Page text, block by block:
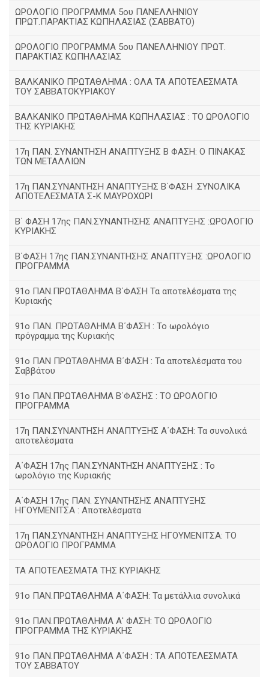
ΩΡΟΛΟΓΙΟ ΠΡΟΓΡΑΜΜΑ 5ου ΠΑΝΕΛΛΗΝΙΟΥ
ΠΡΩΤ.ΠΑΡΑΚΤΙΑΣ ΚΩΠΗΛΑΣΙΑΣ (ΣΑΒΒΑΤΟ)
ΩΡΟΛΟΓΙΟ ΠΡΟΓΡΑΜΜΑ 5ου ΠΑΝΕΛΛΗΝΙΟΥ ΠΡΩΤ.
ΠΑΡΑΚΤΙΑΣ ΚΩΠΗΛΑΣΙΑΣ
ΒΑΛΚΑΝΙΚΟ ΠΡΩΤΑΘΛΗΜΑ : ΟΛΑ ΤΑ ΑΠΟΤΕΛΕΣΜΑΤΑ
ΤΟΥ ΣΑΒΒΑΤΟΚΥΡΙΑΚΟΥ
ΒΑΛΚΑΝΙΚΟ ΠΡΩΤΑΘΛΗΜΑ ΚΩΠΗΛΑΣΙΑΣ : ΤΟ ΩΡΟΛΟΓΙΟ
ΤΗΣ ΚΥΡΙΑΚΗΣ
17η ΠΑΝ. ΣΥΝΑΝΤΗΣΗ ΑΝΑΠΤΥΞΗΣ Β ΦΑΣΗ: Ο ΠΙΝΑΚΑΣ
ΤΩΝ ΜΕΤΑΛΛΙΩΝ
17η ΠΑΝ.ΣΥΝΑΝΤΗΣΗ ΑΝΑΠΤΥΞΗΣ Β΄ΦΑΣΗ :ΣΥΝΟΛΙΚΑ
ΑΠΟΤΕΛΕΣΜΑΤΑ Σ-Κ ΜΑΥΡΟΧΩΡΙ
B΄ ΦΑΣΗ 17ης ΠΑΝ.ΣΥΝΑΝΤΗΣΗΣ ΑΝΑΠΤΥΞΗΣ :ΩΡΟΛΟΓΙΟ
ΚΥΡΙΑΚΗΣ
Β΄ΦΑΣΗ 17ης ΠΑΝ.ΣΥΝΑΝΤΗΣΗΣ ΑΝΑΠΤΥΞΗΣ :ΩΡΟΛΟΓΙΟ
ΠΡΟΓΡΑΜΜΑ
91ο ΠΑΝ.ΠΡΩΤΑΘΛΗΜΑ Β΄ΦΑΣΗ Τα αποτελέσματα της
Κυριακής
91ο ΠΑΝ. ΠΡΩΤΑΘΛΗΜΑ Β΄ΦΑΣΗ : Το ωρολόγιο
πρόγραμμα της Κυριακής
91ο ΠΑΝ ΠΡΩΤΑΘΛΗΜΑ Β΄ΦΑΣΗ : Τα αποτελέσματα του
Σαββάτου
91ο ΠΑΝ.ΠΡΩΤΑΘΛΗΜΑ Β΄ΦΑΣΗΣ : ΤΟ ΩΡΟΛΟΓΙΟ
ΠΡΟΓΡΑΜΜΑ
17η ΠΑΝ.ΣΥΝΑΝΤΗΣΗ ΑΝΑΠΤΥΞΗΣ Α΄ΦΑΣΗ: Τα συνολικά
αποτελέσματα
Α΄ΦΑΣΗ 17ης ΠΑΝ.ΣΥΝΑΝΤΗΣΗ ΑΝΑΠΤΥΞΗΣ : Το
ωρολόγιο της Κυριακής
Α΄ΦΑΣΗ 17ης ΠΑΝ. ΣΥΝΑΝΤΗΣΗΣ ΑΝΑΠΤΥΞΗΣ
ΗΓΟΥΜΕΝΙΤΣΑ : Αποτελέσματα
17η ΠΑΝ.ΣΥΝΑΝΤΗΣΗ ΑΝΑΠΤΥΞΗΣ ΗΓΟΥΜΕΝΙΤΣΑ: ΤΟ
ΩΡΟΛΟΓΙΟ ΠΡΟΓΡΑΜΜΑ
ΤΑ ΑΠΟΤΕΛΕΣΜΑΤΑ ΤΗΣ ΚΥΡΙΑΚΗΣ
91ο ΠΑΝ.ΠΡΩΤΑΘΛΗΜΑ Α΄ΦΑΣΗ: Τα μετάλλια συνολικά
91ο ΠΑΝ.ΠΡΩΤΑΘΛΗΜΑ Α' ΦΑΣΗ: ΤΟ ΩΡΟΛΟΓΙΟ
ΠΡΟΓΡΑΜΜΑ ΤΗΣ ΚΥΡΙΑΚΗΣ
91ο ΠΑΝ.ΠΡΩΤΑΘΛΗΜΑ Α΄ΦΑΣΗ : ΤΑ ΑΠΟΤΕΛΕΣΜΑΤΑ
ΤΟΥ ΣΑΒΒΑΤΟΥ